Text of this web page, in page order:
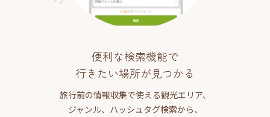
便利な検索機能で
行きたい場所が見つかる
旅行前の情報収集で使える観光エリア、
ジャンル、ハッシュタグ検索から、